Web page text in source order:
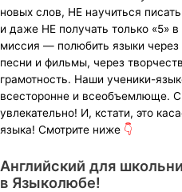
новых слов, НЕ научиться
и даже НЕ получать только «5»
миссия — полюбить языки через
песни и фильмы, через
грамотность. Наши ученики-
всесторонне и всеобъемлюще.
увлекательно! И, кстати, это
языка! Смотрите ниже 👇
Английский для
в Языколюбе!